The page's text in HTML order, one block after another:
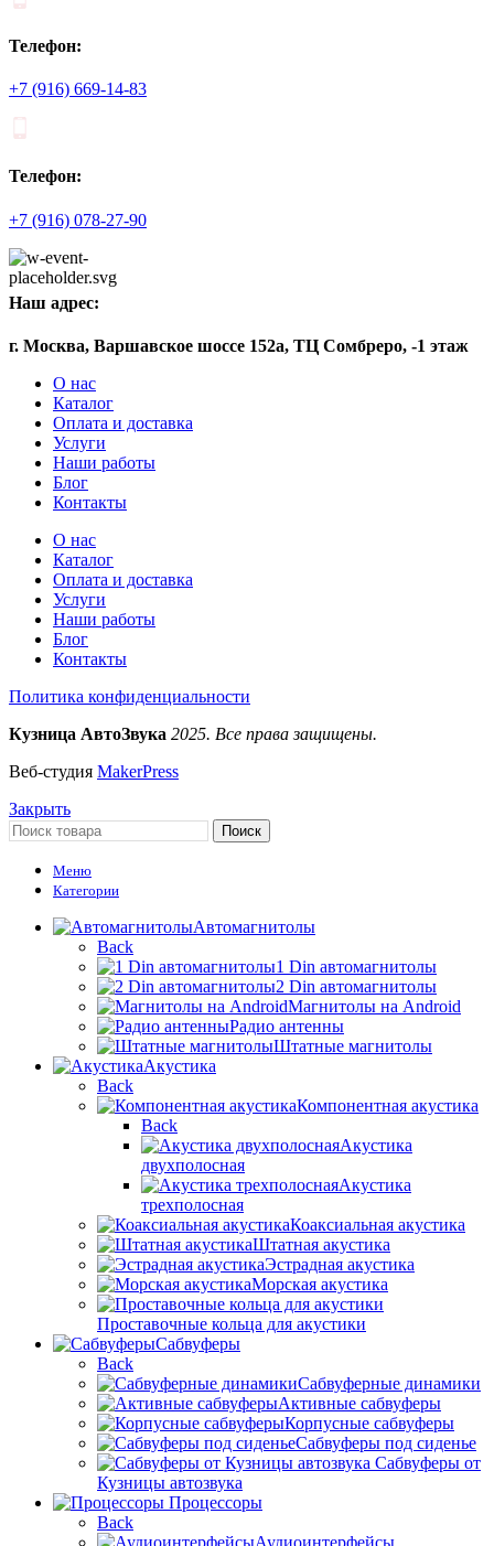
Телефон:
+7 (916) 669-14-83
Телефон:
+7 (916) 078-27-90
Наш адрес:
г. Москва, Варшавское шоссе 152а, ТЦ Сомбреро, -1 этаж
О нас
Каталог
Оплата и доставка
Услуги
Наши работы
Блог
Контакты
О нас
Каталог
Оплата и доставка
Услуги
Наши работы
Блог
Контакты
Политика конфиденциальности
Кузница АвтоЗвука 2025. Все права защищены.
Веб-студия MakerPress
Закрыть
Поиск
Меню
Категории
Автомагнитолы
Back
1 Din автомагнитолы
2 Din автомагнитолы
Магнитолы на Android
Радио антенны
Штатные магнитолы
Акустика
Back
Компонентная акустика
Back
Акустика
двухполосная
Акустика
трехполосная
Коаксиальная акустика
Штатная акустика
Эстрадная акустика
Морская акустика
Проставочные кольца для акустики
Сабвуферы
Back
Сабвуферные динамики
Активные сабвуферы
Корпусные сабвуферы
Сабвуферы под сиденье
Сабвуферы от
Кузницы автозвука
Процессоры
Back